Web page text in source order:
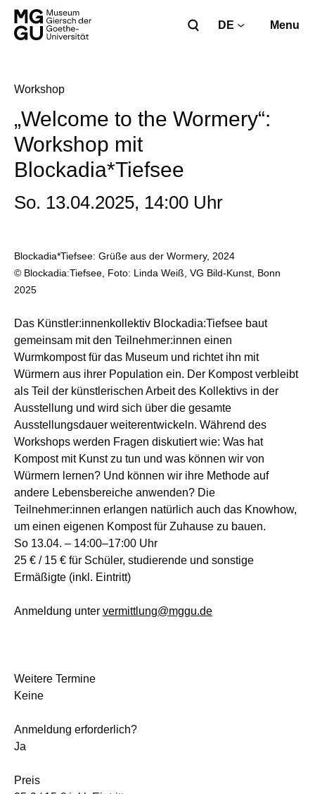
DE Menu
Workshop
„Welcome to the Wormery“:
Workshop mit
Blockadia*Tiefsee
So. 13.04.2025, 14:00 Uhr
Blockadia*Tiefsee: Grüße aus der Wormery, 2024
© Blockadia:Tiefsee, Foto: Linda Weiß, VG Bild-Kunst, Bonn
2025
Das Künstler:innenkollektiv Blockadia:Tiefsee baut
gemeinsam mit den Teilnehmer:innen einen
Wurmkompost für das Museum und richtet ihn mit
Würmern aus ihrer Population ein. Der Kompost verbleibt
als Teil der künstlerischen Arbeit des Kollektivs in der
Ausstellung und wird sich über die gesamte
Ausstellungsdauer weiterentwickeln. Während des
Workshops werden Fragen diskutiert wie: Was hat
Kompost mit Kunst zu tun und was können wir von
Würmern lernen? Und können wir ihre Methode auf
andere Lebensbereiche anwenden? Die
Teilnehmer:innen erlangen natürlich auch das Knowhow,
um einen eigenen Kompost für Zuhause zu bauen.
So 13.04. – 14:00–17:00 Uhr
25 € / 15 € für Schüler, studierende und sonstige
Ermäßigte (inkl. Eintritt)
Anmeldung unter vermittlung@mggu.de
Weitere Termine
Keine
Anmeldung erforderlich?
Ja
Preis